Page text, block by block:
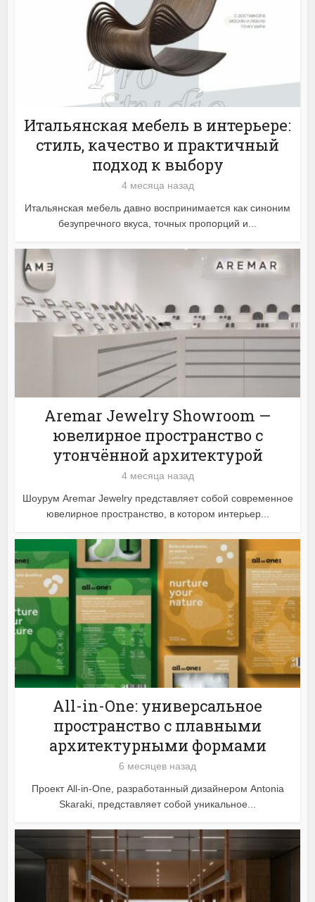
Итальянская мебель в интерьере:
стиль, качество и практичный
подход к выбору
4 месяца назад
Итальянская мебель давно воспринимается как синоним
безупречного вкуса, точных пропорций и...
Aremar Jewelry Showroom —
ювелирное пространство с
утончённой архитектурой
4 месяца назад
Шоурум Aremar Jewelry представляет собой современное
ювелирное пространство, в котором интерьер...
All-in-One: универсальное
пространство с плавными
архитектурными формами
6 месяцев назад
Проект All-in-One, разработанный дизайнером Antonia
Skaraki, представляет собой уникальное...